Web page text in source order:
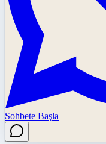
Sohbete Başla